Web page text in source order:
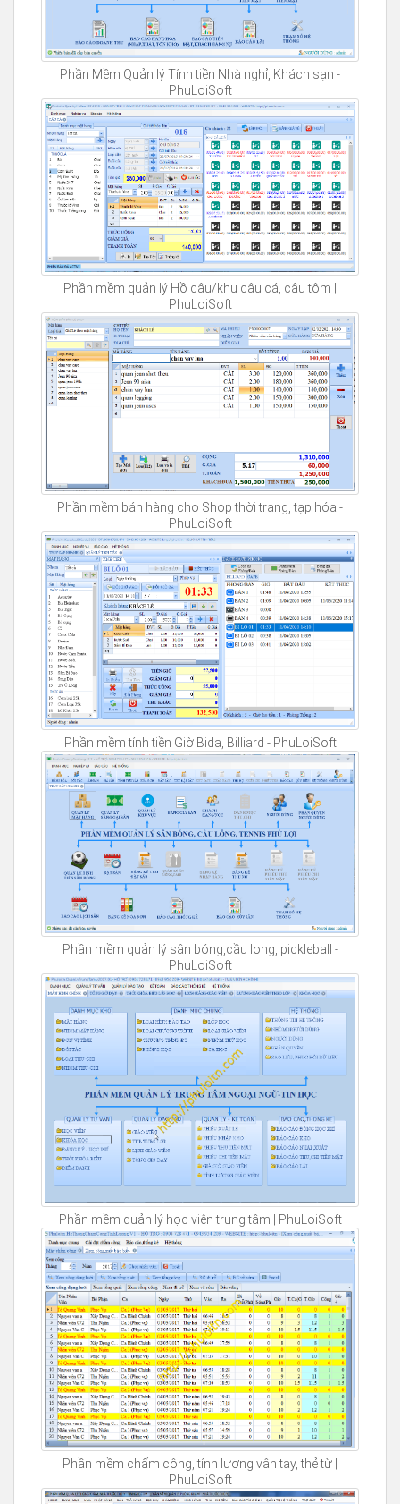
Phần Mềm Quản lý Tính tiền Nhà nghỉ, Khách sạn -
PhuLoiSoft
Phần mềm quản lý Hồ câu/khu câu cá, câu tôm |
PhuLoiSoft
Phần mềm bán hàng cho Shop thời trang, tạp hóa -
PhuLoiSoft
Phần mềm tính tiền Giờ Bida, Billiard - PhuLoiSoft
Phần mềm quản lý sân bóng,cầu long, pickleball -
PhuLoiSoft
Phần mềm quản lý học viên trung tâm | PhuLoiSoft
Phần mềm chấm công, tính lương vân tay, thẻ từ |
PhuLoiSoft